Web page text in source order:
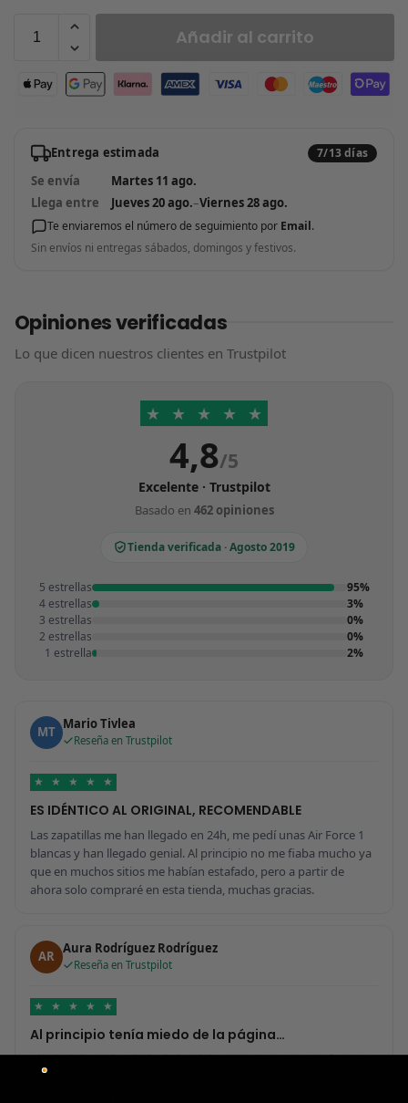
Añadir al carrito
Entrega estimada 7/13 días
Se envía
Martes 11 ago.
Llega entre
Jueves 20 ago.–Viernes 28 ago.
Te enviaremos el número de seguimiento por Email.
Sin envíos ni entregas sábados, domingos y festivos.
Opiniones verificadas
Lo que dicen nuestros clientes en Trustpilot
★ ★ ★ ★ ★
4,8/5
Excelente · Trustpilot
Basado en 462 opiniones
Tienda verificada · Agosto 2019
5 estrellas
95%
4 estrellas
3%
3 estrellas
0%
2 estrellas
0%
1 estrella
2%
MT Mario Tivlea
Reseña en Trustpilot
★ ★ ★ ★ ★
ES IDÉNTICO AL ORIGINAL, RECOMENDABLE
Las zapatillas me han llegado en 24h, me pedí unas Air Force 1
blancas y han llegado genial. Al principio no me fiaba mucho ya
que en muchos sitios me habían estafado, pero a partir de
ahora solo compraré en esta tienda, muchas gracias.
AR Aura Rodríguez Rodríguez
Reseña en Trustpilot
★ ★ ★ ★ ★
Al principio tenía miedo de la página…
Al principio tenía miedo de la página por si era una estafa, pero
me ha sorprendido para bien porque todo ha sido increíble. Me